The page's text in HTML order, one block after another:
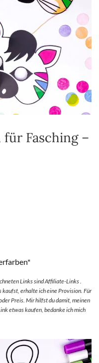
Fasching –
Links sind Affiliate-Links .
kaufst, erhalte ich eine Provision. Für
Preis. Mir hilfst du damit, meinen
etwas kaufen, bedanke ich mich